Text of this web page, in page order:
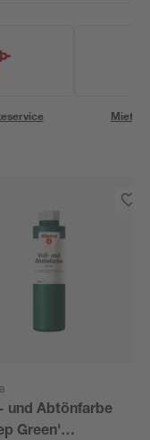
und Abtönfarbe
Green'